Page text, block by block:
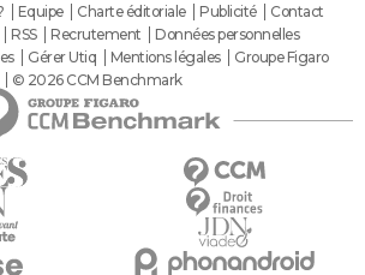
Equipe Charte éditoriale Publicité
Contact
RSS Recrutement
Données personnelles
Gérer Utiq Mentions légales
Groupe Figaro
© 2026 CCM Benchmark